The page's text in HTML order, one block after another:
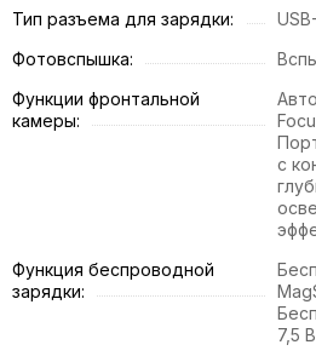
Тип разъема для зарядки:
Фотовспышка:
Функции фронтальной
камеры:
с
Функция беспроводной
зарядки:
7,5